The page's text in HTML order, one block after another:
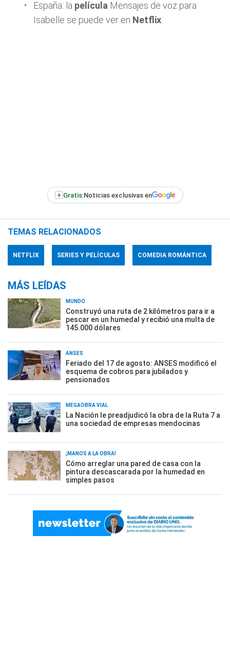
España: la película Mensajes de voz para
Isabelle se puede ver en Netflix
+ Gratis:Noticias exclusivas en
TEMAS RELACIONADOS
NETFLIX SERIES Y PELÍCULAS COMEDIA ROMÁNTICA
MÁS LEÍDAS
MUNDO
Construyó una ruta de 2 kilómetros para ir a
pescar en un humedal y recibió una multa de
145.000 dólares
ANSES
Feriado del 17 de agosto: ANSES modificó el
esquema de cobros para jubilados y
pensionados
MEGAOBRA VIAL
La Nación le preadjudicó la obra de la Ruta 7 a
una sociedad de empresas mendocinas
¡MANOS A LA OBRA!
Cómo arreglar una pared de casa con la
pintura descascarada por la humedad en
simples pasos